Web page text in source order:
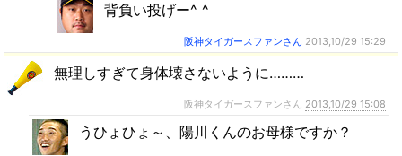
背負い投げー^ ^
阪神タイガースファンさん 2013,10/29 15:29
無理しすぎて身体壊さないように………
阪神タイガースファンさん 2013,10/29 15:08
うひょひょ～、陽川くんのお母様ですか？